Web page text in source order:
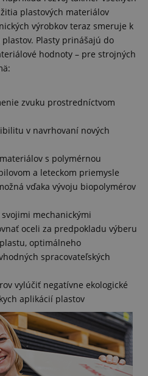
plastových materiálov
výrobkov teraz smeruje k
Plasty prinášajú do
hodnoty – pre strojných
zvuku prostredníctvom
v navrhovaní nových
s polymérnou
a leteckom priemysle
vďaka vývoju biopolymérov
mechanickými
oceli za predpokladu výberu
optimálneho
spracovateľských
vylúčiť negatívne ekologické
aplikácií plastov